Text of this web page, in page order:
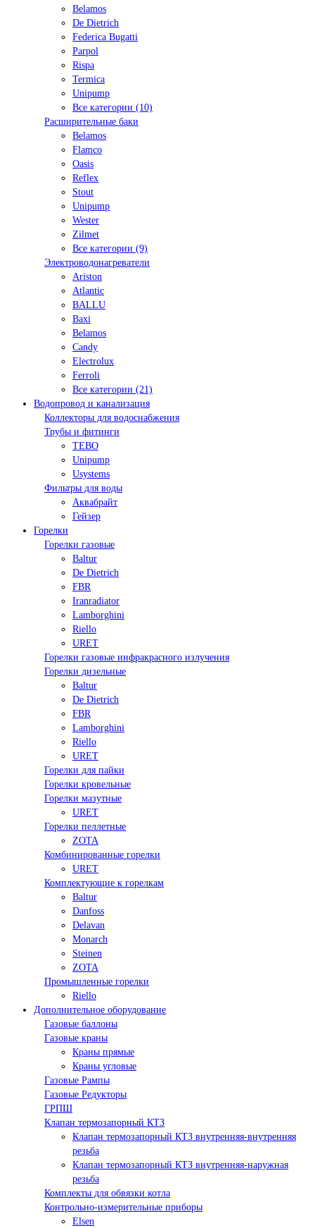
Belamos
De Dietrich
Federica Bugatti
Parpol
Rispa
Termica
Unipump
Все категории (10)
Расширительные баки
Belamos
Flamco
Oasis
Reflex
Stout
Unipump
Wester
Zilmet
Все категории (9)
Электроводонагреватели
Ariston
Atlantic
BALLU
Baxi
Belamos
Candy
Electrolux
Ferroli
Все категории (21)
Водопровод и канализация
Коллекторы для водоснабжения
Трубы и фитинги
TEBO
Unipump
Usystems
Фильтры для воды
Аквабрайт
Гейзер
Горелки
Горелки газовые
Baltur
De Dietrich
FBR
Iranradiator
Lamborghini
Riello
URET
Горелки газовые инфракрасного излучения
Горелки дизельные
Baltur
De Dietrich
FBR
Lamborghini
Riello
URET
Горелки для пайки
Горелки кровельные
Горелки мазутные
URET
Горелки пеллетные
ZOTA
Комбинированные горелки
URET
Комплектующие к горелкам
Baltur
Danfoss
Delavan
Monarch
Steinen
ZOTA
Промышленные горелки
Riello
Дополнительное оборудование
Газовые баллоны
Газовые краны
Краны прямые
Краны угловые
Газовые Рампы
Газовые Редукторы
ГРПШ
Клапан термозапорный КТЗ
Клапан термозапорный КТЗ внутренняя-внутренняя
резьба
Клапан термозапорный КТЗ внутренняя-наружная
резьба
Комплекты для обвязки котла
Контрольно-измерительные приборы
Elsen